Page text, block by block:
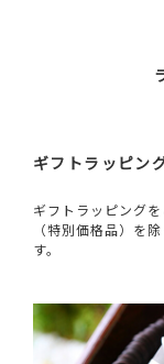
ギフトラッピン
ギフトラッピング
（特別価格品）を
す。